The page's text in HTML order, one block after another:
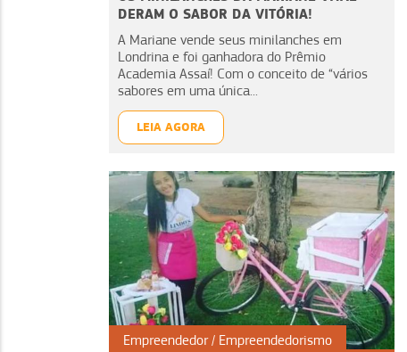
DERAM O SABOR DA VITÓRIA!
A Mariane vende seus minilanches em
Londrina e foi ganhadora do Prêmio
Academia Assaí! Com o conceito de “vários
sabores em uma única...
LEIA AGORA
Empreendedor Empreendedorismo